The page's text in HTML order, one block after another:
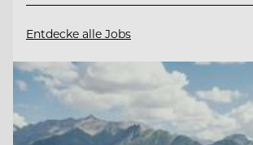
Entdecke alle Jobs